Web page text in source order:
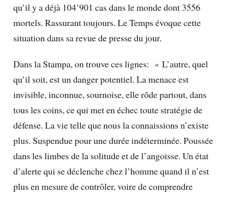
qu’il y a déjà 104’901 cas dans le monde dont 3556
mortels. Rassurant toujours. Le Temps évoque cette
situation dans sa revue de presse du jour.
Dans la Stampa, on trouve ces lignes: « L’autre, quel
qu’il soit, est un danger potentiel. La menace est
invisible, inconnue, sournoise, elle rôde partout, dans
tous les coins, ce qui met en échec toute stratégie de
défense. La vie telle que nous la connaissions n’existe
plus. Suspendue pour une durée indéterminée. Poussée
dans les limbes de la solitude et de l’angoisse. Un état
d’alerte qui se déclenche chez l’homme quand il n’est
plus en mesure de contrôler, voire de comprendre